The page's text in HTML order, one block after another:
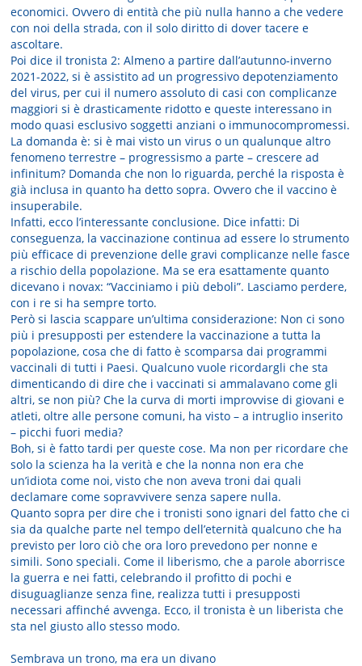
economici. Ovvero di entità che più nulla hanno a che vedere
con noi della strada, con il solo diritto di dover tacere e
ascoltare.
Poi dice il tronista 2: Almeno a partire dall’autunno-inverno
2021-2022, si è assistito ad un progressivo depotenziamento
del virus, per cui il numero assoluto di casi con complicanze
maggiori si è drasticamente ridotto e queste interessano in
modo quasi esclusivo soggetti anziani o immunocompromessi.
La domanda è: si è mai visto un virus o un qualunque altro
fenomeno terrestre – progressismo a parte – crescere ad
infinitum? Domanda che non lo riguarda, perché la risposta è
già inclusa in quanto ha detto sopra. Ovvero che il vaccino è
insuperabile.
Infatti, ecco l’interessante conclusione. Dice infatti: Di
conseguenza, la vaccinazione continua ad essere lo strumento
più efficace di prevenzione delle gravi complicanze nelle fasce
a rischio della popolazione. Ma se era esattamente quanto
dicevano i novax: “Vacciniamo i più deboli”. Lasciamo perdere,
con i re si ha sempre torto.
Però si lascia scappare un’ultima considerazione: Non ci sono
più i presupposti per estendere la vaccinazione a tutta la
popolazione, cosa che di fatto è scomparsa dai programmi
vaccinali di tutti i Paesi. Qualcuno vuole ricordargli che sta
dimenticando di dire che i vaccinati si ammalavano come gli
altri, se non più? Che la curva di morti improvvise di giovani e
atleti, oltre alle persone comuni, ha visto – a intruglio inserito
– picchi fuori media?
Boh, si è fatto tardi per queste cose. Ma non per ricordare che
solo la scienza ha la verità e che la nonna non era che
un’idiota come noi, visto che non aveva troni dai quali
declamare come sopravvivere senza sapere nulla.
Quanto sopra per dire che i tronisti sono ignari del fatto che ci
sia da qualche parte nel tempo dell’eternità qualcuno che ha
previsto per loro ciò che ora loro prevedono per nonne e
simili. Sono speciali. Come il liberismo, che a parole aborrisce
la guerra e nei fatti, celebrando il profitto di pochi e
disuguaglianze senza fine, realizza tutti i presupposti
necessari affinché avvenga. Ecco, il tronista è un liberista che
sta nel giusto allo stesso modo.
Sembrava un trono, ma era un divano